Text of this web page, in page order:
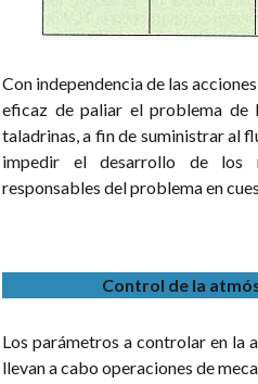
Con independencia de las
eficaz de paliar el problema de
taladrinas, a fin de suministrar al
impedir el desarrollo de los
responsables del problema en
Control de la
Los parámetros a controlar en la
llevan a cabo operaciones de